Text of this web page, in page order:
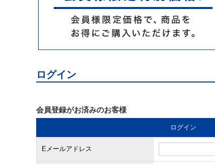
ログイン
会員登録がお済みのお客様
ログイン
Eメールアドレス